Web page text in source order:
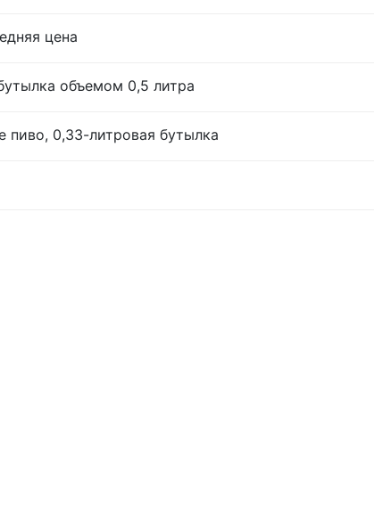
цена
объемом 0,5 литра
пиво, 0,33-литровая бутылка